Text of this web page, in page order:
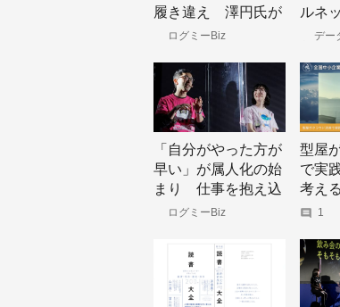
履き違え 澤円氏が
説く「やめること」
ログミーBiz
ルネ
非正
にあ
デー
「自分がやった方が
早い」が属人化の始
まり 仕事を抱え込
んでしまう人が誤解
ログミーBiz
型屋
で実
考え
1